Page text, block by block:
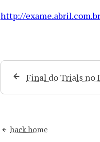
http://
Final do Trials no
back home